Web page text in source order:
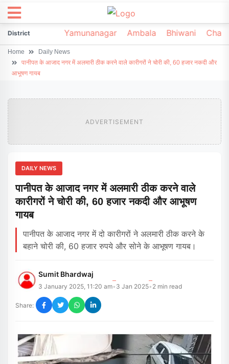
DistrictSonipat Yamunanagar Ambala Bhiwani
Home
Daily News
पानीपत के आजाद नगर में अलमारी ठीक करने वाले कारीगरों ने चोरी की, 60 हजार नकदी और
आभूषण गायब
ADVERTISEMENT
DAILY NEWS
पानीपत के आजाद नगर में अलमारी ठीक करने वाले
कारीगरों ने चोरी की, 60 हजार नकदी और आभूषण
गायब
पानीपत के आजाद नगर में दो कारीगरों ने अलमारी ठीक करने के
बहाने चोरी की, 60 हजार रुपये और सोने के आभूषण गायब।
Sumit Bhardwaj
3 January 2025, 11:20 am• 3 Jan 2025• 2 min read
Share: